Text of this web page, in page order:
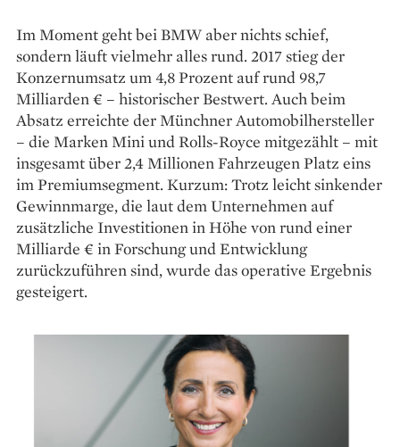
Im Moment geht bei BMW aber nichts schief,
sondern läuft vielmehr alles rund. 2017 stieg der
Konzern­umsatz um 4,8 Prozent auf rund 98,7
Milliarden € – historischer Bestwert. Auch beim
Absatz erreichte der Münchner Automobilhersteller
– die Marken Mini und Rolls-Royce mitgezählt – mit
insgesamt über 2,4 Millionen Fahrzeugen Platz eins
im Premiumsegment. Kurzum: Trotz leicht sinkender
Gewinnmarge, die laut dem Unternehmen auf
zusätzliche Investitionen in Höhe von rund einer
Milliarde € in Forschung und Entwicklung
zurückzuführen sind, wurde das operative Ergebnis
gesteigert.